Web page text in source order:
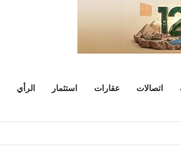
اتصالات عقارات استثمار الرأي